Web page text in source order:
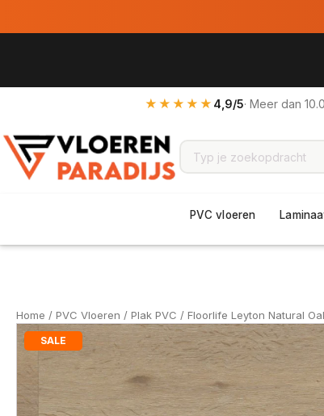
★★★★★ 4,9/5· Meer dan
PVC vloeren
Home / PVC Vloeren / Plak PVC / Floorlife Leyton Natural
SALE